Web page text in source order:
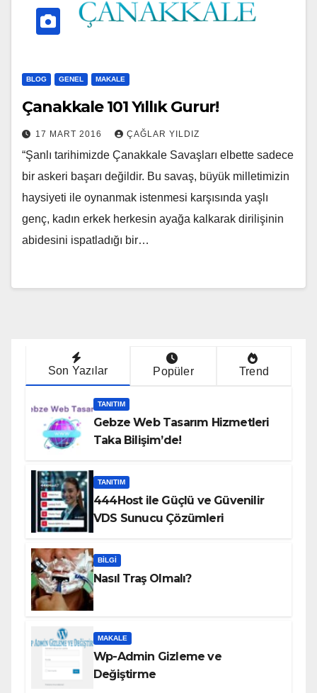
BLOG GENEL MAKALE
Çanakkale 101 Yıllık Gurur!
17 MART 2016 ÇAĞLAR YILDIZ
“Şanlı tarihimizde Çanakkale Savaşları elbette sadece
bir askeri başarı değildir. Bu savaş, büyük milletimizin
haysiyeti ile oynanmak istenmesi karşısında yaşlı
genç, kadın erkek herkesin ayağa kalkarak dirilişinin
abidesini ispatladığı bir…
Son Yazılar Popüler Trend
TANITIM
Gebze Web Tasarım Hizmetleri
Taka Bilişim’de!
TANITIM
444Host ile Güçlü ve Güvenilir
VDS Sunucu Çözümleri
BILGI
Nasıl Traş Olmalı?
MAKALE
Wp-Admin Gizleme ve
Değiştirme